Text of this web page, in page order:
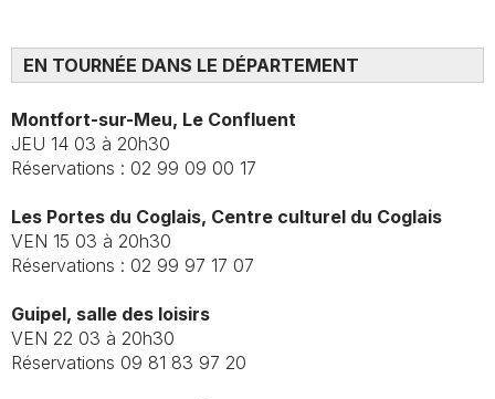
EN TOURNÉE DANS LE DÉPARTEMENT
Montfort-sur-Meu, Le Confluent
JEU 14 03 à 20h30
Réservations : 02 99 09 00 17
Les Portes du Coglais, Centre culturel du Coglais
VEN 15 03 à 20h30
Réservations : 02 99 97 17 07
Guipel, salle des loisirs
VEN 22 03 à 20h30
Réservations 09 81 83 97 20